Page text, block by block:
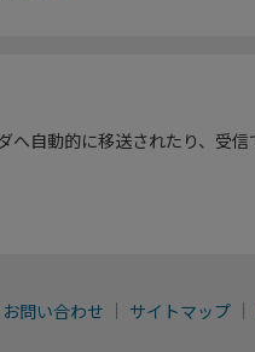
自動的に移送されたり、受信
お問い合わせ サイトマップ